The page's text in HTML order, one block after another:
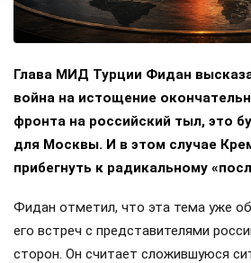
Глава МИД Турции Фидан
война на истощение
фронта на российский тыл, это
для Москвы. И в этом случае
прибегнуть к радикальному
Фидан отметил, что эта тема уже
его встреч с представителями
сторон. Он считает сложившуюся